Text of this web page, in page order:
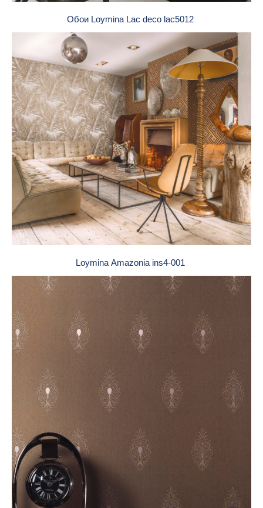
Обои Loymina Lac deco lac5012
Loymina Amazonia ins4-001